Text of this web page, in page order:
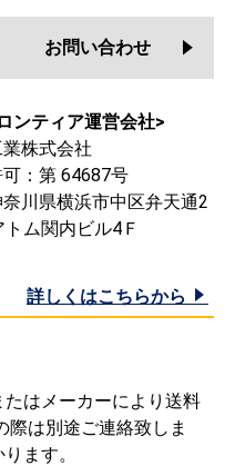
お問い合わせ
ンティア運営会社>
株式会社
：第 64687号
川県横浜市中区弁天通2
ム関内ビル4Ｆ
詳しくはこちらから
はメーカーにより送料
際は別途ご連絡致しま
ます。